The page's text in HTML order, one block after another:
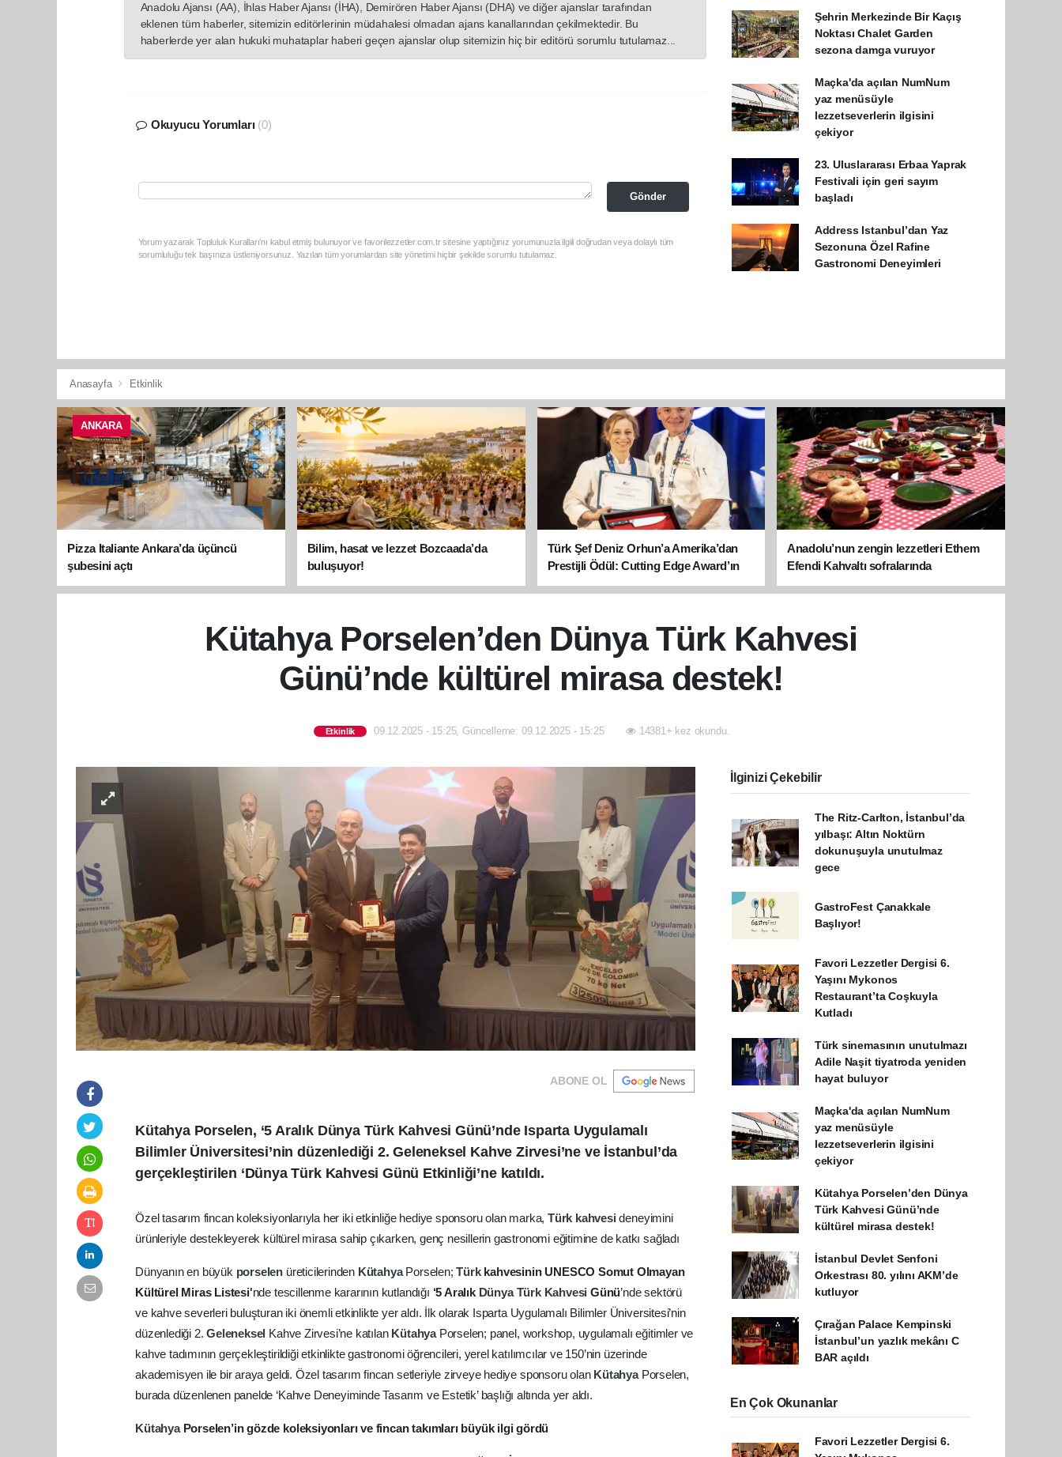
Anadolu Ajansı (AA), İhlas Haber Ajansı (İHA), Demirören Haber Ajansı (DHA) ve diğer ajanslar tarafından
eklenen tüm haberler, sitemizin editörlerinin müdahalesi olmadan ajans kanallarından çekilmektedir. Bu
haberlerde yer alan hukuki muhataplar haberi geçen ajanslar olup sitemizin hiç bir editörü sorumlu tutulamaz...
Okuyucu Yorumları (0)
Gönder
Yorum yazarak Topluluk Kuralları’nı kabul etmiş bulunuyor ve favorilezzetler.com.tr sitesine yaptığınız yorumunuzla ilgili doğrudan veya dolaylı tüm
sorumluluğu tek başınıza üstleniyorsunuz. Yazılan tüm yorumlardan site yönetimi hiçbir şekilde sorumlu tutulamaz.
Şehrin Merkezinde Bir Kaçış
Noktası Chalet Garden
sezona damga vuruyor
Maçka'da açılan NumNum
yaz menüsüyle
lezzetseverlerin ilgisini
çekiyor
23. Uluslararası Erbaa Yaprak
Festivali için geri sayım
başladı
Address Istanbul’dan Yaz
Sezonuna Özel Rafine
Gastronomi Deneyimleri
Anasayfa Etkinlik
ANKARA
Pizza Italiante Ankara’da üçüncü
şubesini açtı
Bilim, hasat ve lezzet Bozcaada’da
buluşuyor!
Türk Şef Deniz Orhun’a Amerika’dan
Prestijli Ödül: Cutting Edge Award’ın
sahibi oldu
Anadolu’nun zengin lezzetleri Ethem
Efendi Kahvaltı sofralarında
Kütahya Porselen’den Dünya Türk Kahvesi
Günü’nde kültürel mirasa destek!
Etkinlik 09.12.2025 - 15:25, Güncelleme: 09.12.2025 - 15:25 14381+ kez okundu.
ABONE OL
Kütahya Porselen, ‘5 Aralık Dünya Türk Kahvesi Günü’nde Isparta Uygulamalı
Bilimler Üniversitesi’nin düzenlediği 2. Geleneksel Kahve Zirvesi’ne ve İstanbul’da
gerçekleştirilen ‘Dünya Türk Kahvesi Günü Etkinliği’ne katıldı.
Özel tasarım fincan koleksiyonlarıyla her iki etkinliğe hediye sponsoru olan marka, Türk kahvesideneyimini
ürünleriyle destekleyerek kültürel mirasa sahip çıkarken, genç nesillerin gastronomi eğitimine de katkı sağladı
Dünyanın en büyük porselen üreticilerinden KütahyaPorselen;Türk kahvesinin UNESCO Somut Olmayan
Kültürel Miras Listesi'nde tescillenme kararının kutlandığı ‘5 Aralık DünyaTürk KahvesiGünü’nde sektörü
ve kahve severleri buluşturan iki önemli etkinlikte yer aldı. İlk olarak Isparta Uygulamalı Bilimler Üniversitesi’nin
düzenlediği 2.Geleneksel Kahve Zirvesi’ne katılan Kütahya Porselen; panel, workshop, uygulamalı eğitimler ve
kahve tadımının gerçekleştirildiği etkinlikte gastronomi öğrencileri, yerel katılımcılar ve 150’nin üzerinde
akademisyen ile bir araya geldi. Özel tasarım fincan setleriyle zirveye hediye sponsoru olan Kütahya Porselen,
burada düzenlenen panelde ‘Kahve Deneyiminde Tasarım ve Estetik’ başlığı altında yer aldı.
Kütahya Porselen’in gözde koleksiyonları ve fincan takımları büyük ilgi gördü
İlginizi Çekebilir
The Ritz-Carlton, İstanbul’da
yılbaşı: Altın Noktürn
dokunuşuyla unutulmaz
gece
GastroFest Çanakkale
Başlıyor!
Favori Lezzetler Dergisi 6.
Yaşını Mykonos
Restaurant’ta Coşkuyla
Kutladı
Türk sinemasının unutulmazı
Adile Naşit tiyatroda yeniden
hayat buluyor
Maçka'da açılan NumNum
yaz menüsüyle
lezzetseverlerin ilgisini
çekiyor
Kütahya Porselen’den Dünya
Türk Kahvesi Günü’nde
kültürel mirasa destek!
İstanbul Devlet Senfoni
Orkestrası 80. yılını AKM’de
kutluyor
Çırağan Palace Kempinski
İstanbul’un yazlık mekânı C
BAR açıldı
En Çok Okunanlar
Favori Lezzetler Dergisi 6.